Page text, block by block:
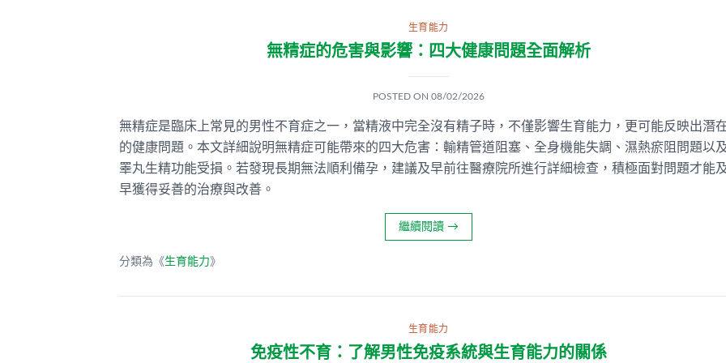
生育能力
無精症的危害與影響：四大健康問題全面解析
POSTED ON 08/02/2026
無精症是臨床上常見的男性不育症之一，當精液中完全沒有精子時，不僅影響生育能力，更可能反映出潛
的健康問題。本文詳細說明無精症可能帶來的四大危害：輸精管道阻塞、全身機能失調、濕熱瘀阻問題以
睪丸生精功能受損。若發現長期無法順利備孕，建議及早前往醫療院所進行詳細檢查，積極面對問題才能
早獲得妥善的治療與改善。
繼續閱讀 →
分類為《生育能力》
生育能力
免疫性不育：了解男性免疫系統與生育能力的關係